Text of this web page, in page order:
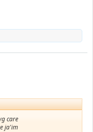
care
ja'im